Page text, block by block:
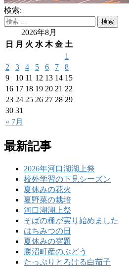
検索:
2026年8月
日
月 火 水 木 金 土
« 7月
1
2
3 4 5 6 7
8
9
10 11 12 13 14 15
16 17 18 19 20 21 22
23 24 25 26 27 28 29
30 31
最新記事
2026年河口湖湖上祭
校外学習の下見シーズン
夏休みの花火
夏野菜の栽培
河口湖湖上祭
そばの種が実り始めました
はちみつの日
夏休みの宿題
勝沼町産のぶどう
たっぷりとろける白茄子